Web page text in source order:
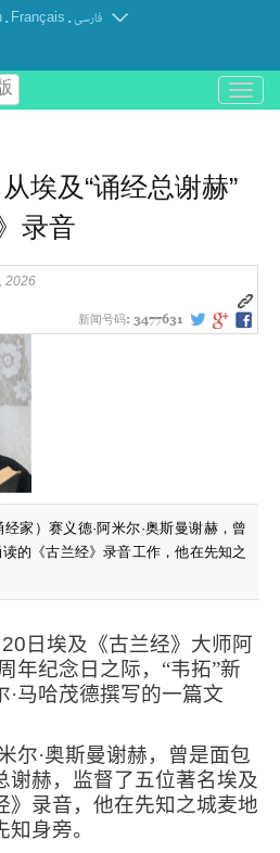
. Français .فارسی
باز
و
埃及“诵经总谢赫”
录音
2026
新闻号码: 3477631
家）赛义德·阿米尔·奥斯曼谢赫，曾
的《古兰经》录音工作，他在先知之
20 日埃及《古兰经》大师阿
年纪念日之际，“韦拓”新
马哈茂德撰写的一篇文
尔·奥斯曼谢赫，曾是面包
谢赫，监督了五位著名埃及
》录音，他在先知之城麦地
身旁。